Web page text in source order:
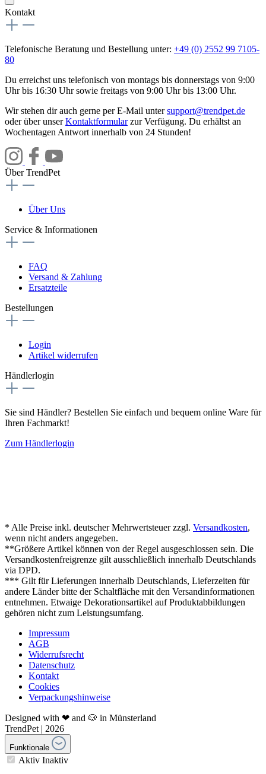
Kontakt
Telefonische Beratung und Bestellung unter: +49 (0) 2552 99 7105-
80
Du erreichst uns telefonisch von montags bis donnerstags von 9:00
Uhr bis 16:30 Uhr sowie freitags von 9:00 Uhr bis 13:00 Uhr.
Wir stehen dir auch gerne per E-Mail untersupport@trendpet.de
oder über unserKontaktformularzur Verfügung. Du erhältst an
Wochentagen Antwort innerhalb von 24 Stunden!
Über TrendPet
Über Uns
Service & Informationen
FAQ
Versand & Zahlung
Ersatzteile
Bestellungen
Login
Artikel widerrufen
Händlerlogin
Sie sind Händler? Bestellen Sie einfach und bequem online Ware für
Ihren Fachmarkt!
Zum Händlerlogin
* Alle Preise inkl. deutscher Mehrwertsteuer zzgl. Versandkosten,
wenn nicht anders angegeben.
**Größere Artikel können von der Regel ausgeschlossen sein. Die
Versandkostenfreigrenze gilt ausschließlich innerhalb Deutschlands
via DPD.
*** Gilt für Lieferungen innerhalb Deutschlands, Lieferzeiten für
andere Länder bitte der Schaltfläche mit den Versandinformationen
entnehmen. Etwaige Dekorationsartikel auf Produktabbildungen
gehören nicht zum Leistungsumfang.
Impressum
AGB
Widerrufsrecht
Datenschutz
Kontakt
Cookies
Verpackungshinweise
Designed with ❤ and 🐶 in Münsterland
TrendPet | 2026
Funktionale
Aktiv Inaktiv